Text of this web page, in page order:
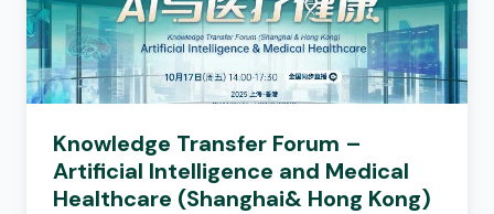
Knowledge Transfer Forum –
Artificial Intelligence and Medical
Healthcare (Shanghai& Hong Kong)